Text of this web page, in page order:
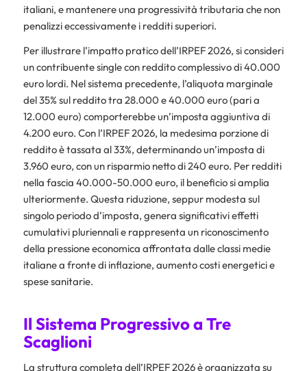
italiani, e mantenere una progressività tributaria che non
penalizzi eccessivamente i redditi superiori.
Per illustrare l’impatto pratico dell’IRPEF 2026, si consideri
un contribuente single con reddito complessivo di 40.000
euro lordi. Nel sistema precedente, l’aliquota marginale
del 35% sul reddito tra 28.000 e 40.000 euro (pari a
12.000 euro) comporterebbe un’imposta aggiuntiva di
4.200 euro. Con l’IRPEF 2026, la medesima porzione di
reddito è tassata al 33%, determinando un’imposta di
3.960 euro, con un risparmio netto di 240 euro. Per redditi
nella fascia 40.000-50.000 euro, il beneficio si amplia
ulteriormente. Questa riduzione, seppur modesta sul
singolo periodo d’imposta, genera significativi effetti
cumulativi pluriennali e rappresenta un riconoscimento
della pressione economica affrontata dalle classi medie
italiane a fronte di inflazione, aumento costi energetici e
spese sanitarie.
Il Sistema Progressivo a Tre
Scaglioni
La struttura completa dell’IRPEF 2026 è organizzata su